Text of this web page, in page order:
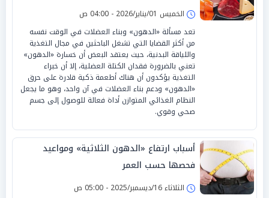
الخميس 01/يناير/2026 - 04:00 ص
تعد مسألة «الدهون» وبناء العضلات في الوقت نفسه
من أكثر القضايا التي تشغل الباحثين في مجال التغذية
واللياقة البدنية، حيث يعتقد البعض أن خسارة «الدهون»
تعني بالضرورة فقدان الكتلة العضلية، إلا أن خبراء
التغذية يؤكدون أن هناك أطعمة ذكية قادرة على حرق
«الدهون» ودعم بناء العضلات في آن واحد، وهو ما يجعل
النظام الغذائي المتوازن أداة فعالة للوصول إلى جسم
صحي وقوي.
أسباب ارتفاع «الدهون الثلاثية» ومواعيد
فحصها حسب العمر
الثلاثاء 16/ديسمبر/2025 - 05:00 ص